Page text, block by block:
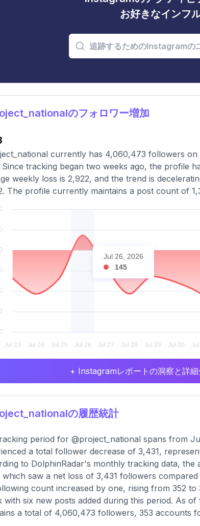
お好きなインフ
のフォロワー増加
currently has 4,060,473 followers
Since tracking began two weeks ago, the profile
weekly loss is 2,922, and the trend is
The profile currently maintains a post count of
Jul 26, 2026
145
+ Instagramレポートの洞察と詳
の履歴統計
period for @project_national spans from
a total follower decrease of 3,431,
to DolphinRadar's monthly tracking data,
which saw a net loss of 3,431 followers
count increased by one, rising from 352
with six new posts added during this period. As
a total of 4,060,473 followers, 353 accounts